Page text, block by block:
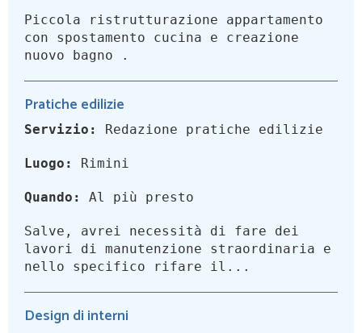
Piccola ristrutturazione appartamento
con spostamento cucina e creazione
nuovo bagno .
Pratiche edilizie
Servizio: Redazione pratiche edilizie
Luogo: Rimini
Quando: Al più presto
Salve, avrei necessità di fare dei
lavori di manutenzione straordinaria e
nello specifico rifare il...
Design di interni